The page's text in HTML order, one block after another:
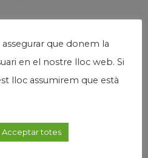
que donem la
en el nostre lloc web. Si
lloc assumirem que està
Acceptar totes